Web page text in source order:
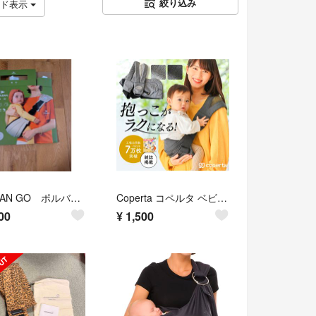
表示
POLBAN GO ポルバンゴーヒップシート アイボリー Coperta コペルタ ベビースリング スリング ヒップシート 抱っこ紐 グレー
¥ 1,500